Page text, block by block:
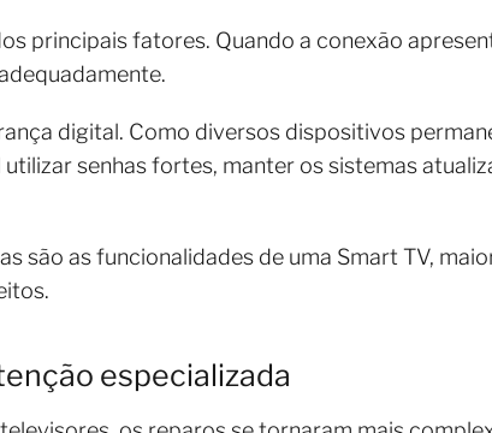
principais fatores. Quando a conexão
digital. Como diversos dispositivos
senhas fortes, manter os sistemas
são as funcionalidades de uma Smart TV,
especializada